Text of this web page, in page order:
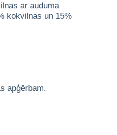
ar auduma
kokvilnas un 15%
apģērbam.